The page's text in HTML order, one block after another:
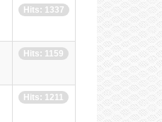
Hits: 1337
Hits: 1159
Hits: 1211